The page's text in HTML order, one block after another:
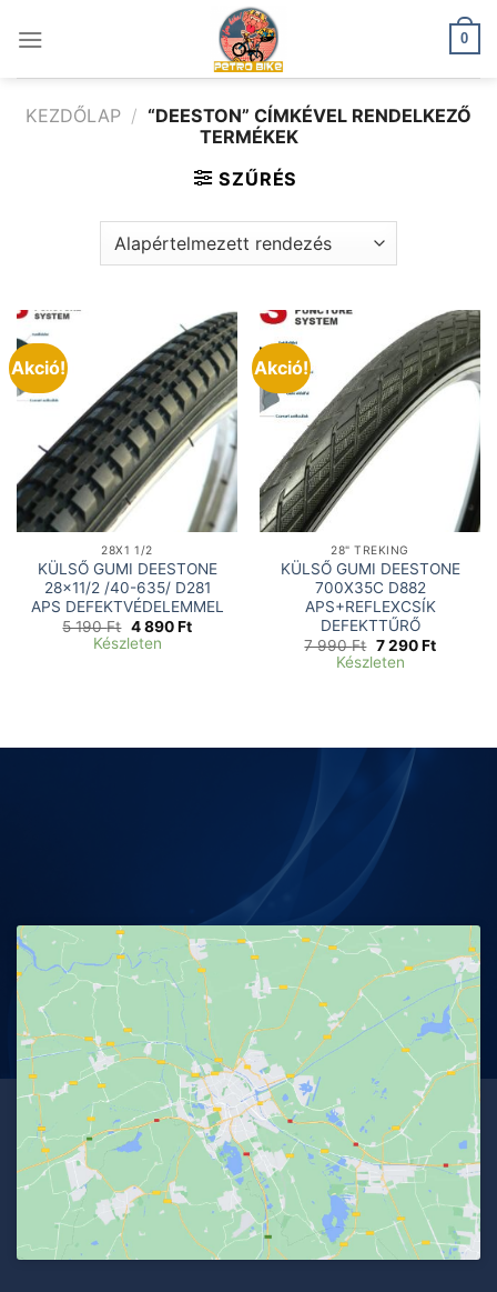
0
KEZDŐLAP / “DEESTON” CÍMKÉVEL RENDELKEZŐ
TERMÉKEK
SZŰRÉS
Akció!
28X1 1/2
KÜLSŐ GUMI DEESTONE
28×11/2 /40-635/ D281
APS DEFEKTVÉDELEMMEL
5 190Ft Original
price
was:
4 890FtCurrent
Készleten
Akció!
28" TREKING
KÜLSŐ GUMI DEESTONE
700X35C D882
APS+REFLEXCSÍK
DEFEKTTŰRŐ
7 990Ft Original
price
was:
7 290FtCurrent
Készleten